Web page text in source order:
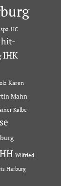
HC
hit-
IHK
Karen
Mahn
Kalbe
Wilfried
Harburg